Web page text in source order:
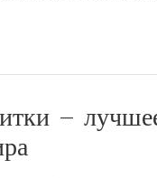
–